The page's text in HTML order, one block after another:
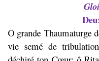
O grande Thaumaturge
vie semé de